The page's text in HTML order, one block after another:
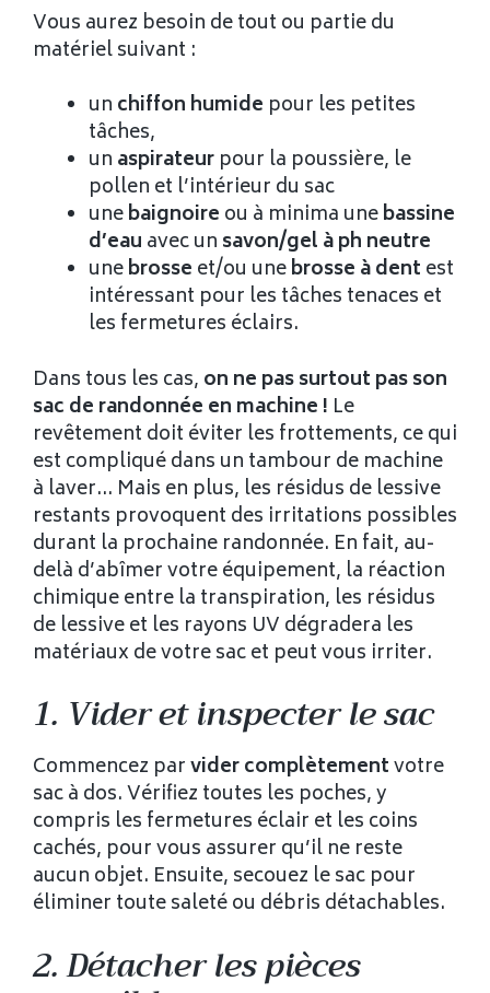
Vous aurez besoin de tout ou partie du
matériel suivant :
un chiffon humide pour les petites
tâches,
un aspirateur pour la poussière, le
pollen et l’intérieur du sac
unebaignoire ou à minima unebassine
d’eau avec un savon/gel à ph neutre
unebrosse et/ou unebrosse à dent est
intéressant pour les tâches tenaces et
les fermetures éclairs.
Dans tous les cas, on ne pas surtout pas son
sac de randonnée en machine ! Le
revêtement doit éviter les frottements, ce qui
est compliqué dans un tambour de machine
à laver… Mais en plus, les résidus de lessive
restants provoquent des irritations possibles
durant la prochaine randonnée. En fait, au-
delà d’abîmer votre équipement, la réaction
chimique entre la transpiration, les résidus
de lessive et les rayons UV dégradera les
matériaux de votre sac et peut vous irriter.
1. Vider et inspecter le sac
Commencez parvider complètementvotre
sac à dos. Vérifiez toutes les poches, y
compris les fermetures éclair et les coins
cachés, pour vous assurer qu’il ne reste
aucun objet. Ensuite, secouez le sac pour
éliminer toute saleté ou débris détachables.
2. Détacher les pièces